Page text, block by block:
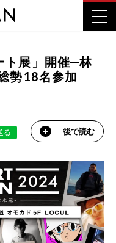
ト展」開催─林
勢18名参加
る 後で読む